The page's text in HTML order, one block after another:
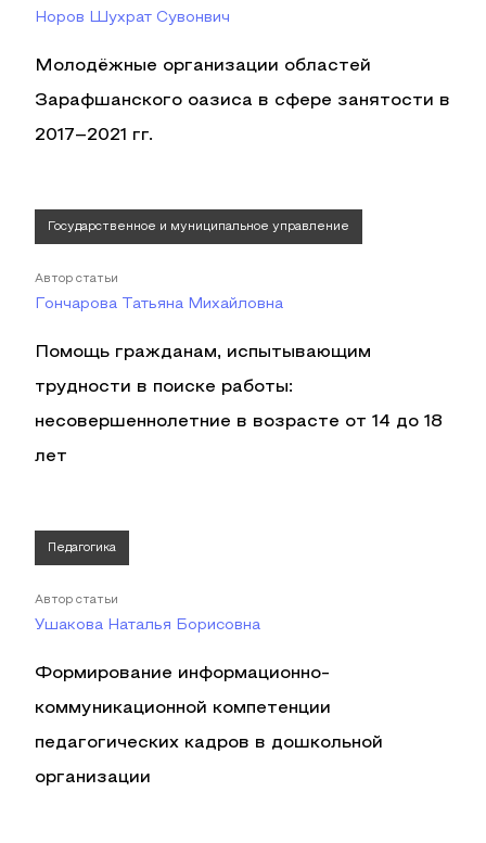
Норов Шухрат Сувонвич
Молодёжные организации областей
Зарафшанского оазиса в сфере занятости в
2017–2021 гг.
Государственное и муниципальное управление
Автор статьи
Гончарова Татьяна Михайловна
Помощь гражданам, испытывающим
трудности в поиске работы:
несовершеннолетние в возрасте от 14 до 18
лет
Педагогика
Автор статьи
Ушакова Наталья Борисовна
Формирование информационно-
коммуникационной компетенции
педагогических кадров в дошкольной
организации